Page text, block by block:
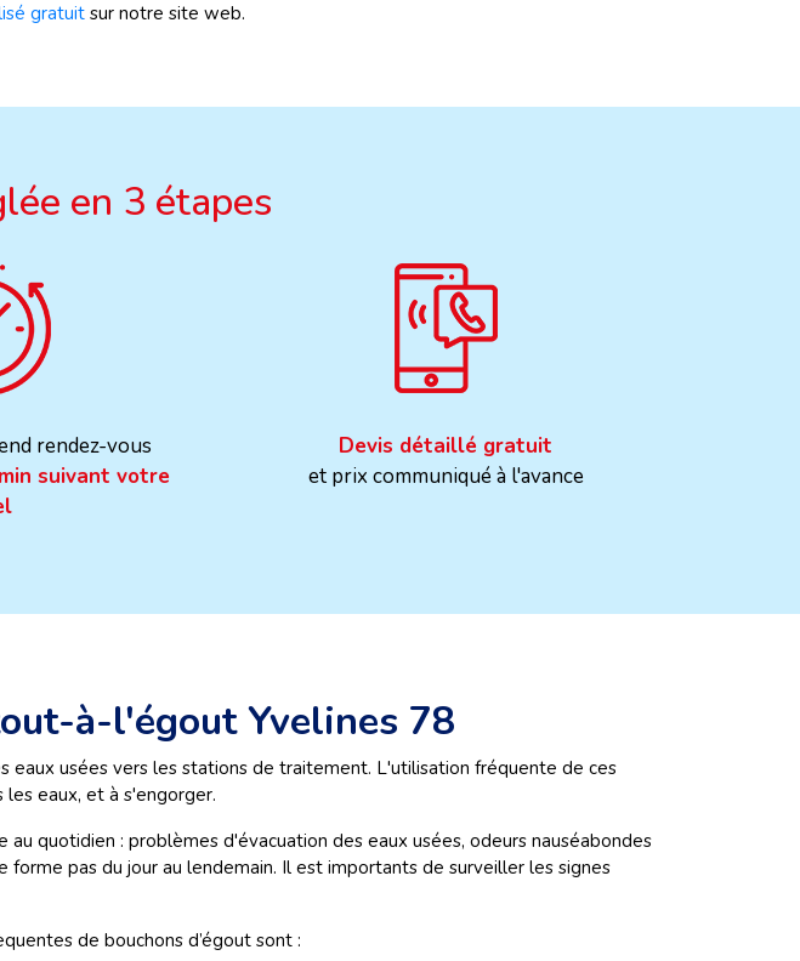
gratuitsur notre site web.
en 3 étapes
rendez-vous
suivant votre
Devis détaillé gratuit
et prix communiqué à l'avance
à-l'égout Yvelines 78
usées vers les stations de traitement. L'utilisation fréquente de ces
eaux, et à s'engorger.
quotidien : problèmes d'évacuation des eaux usées, odeurs nauséabondes
forme pas du jour au lendemain. Il est importants de surveiller les signes
de bouchons d’égout sont :